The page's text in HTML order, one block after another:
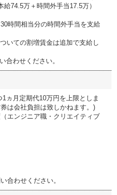
74.5万＋時間外手当17.5万）
時間相当分の時間外手当を支給
いての割増賃金は追加で支給し
合わせください。
ヵ月定期代10万円を上限としま
は会社負担は致しかねます。)
エンジニア職・クリエイティブ
合わせください。